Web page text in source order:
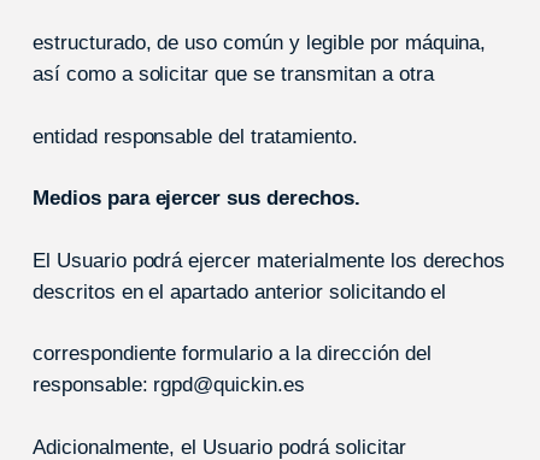
estructurado, de uso común y legible por máquina,
así como a solicitar que se transmitan a otra
entidad responsable del tratamiento.
Medios para ejercer sus derechos.
El Usuario podrá ejercer materialmente los derechos
descritos en el apartado anterior solicitando el
correspondiente formulario a la dirección del
responsable: rgpd@quickin.es
Adicionalmente, el Usuario podrá solicitar